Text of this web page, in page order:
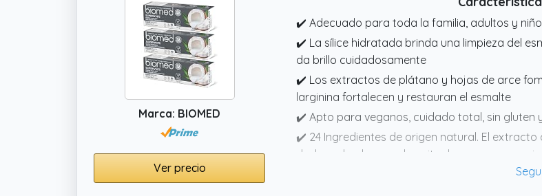
Marca: BIOMED
Ver precio
✔️ Adecuado para toda la familia, adultos y
✔️ La sílice hidratada brinda una limpieza del
da brillo cuidadosamente
✔️ Los extractos de plátano y hojas de arce
larginina fortalecen y restauran el esmalte
✔️ Apto para veganos, cuidado total, sin gluten y
✔️ 24 Ingredientes de origen natural. El
deshace la placa, y el aceite de coco que